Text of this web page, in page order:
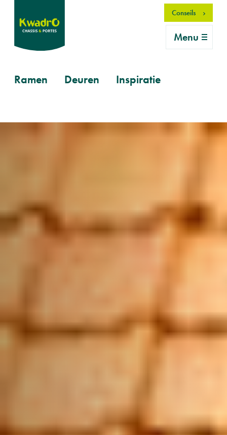
contenu
principal
Conseils
Menu
Primary
mobile
Ramen Deuren Inspiratie